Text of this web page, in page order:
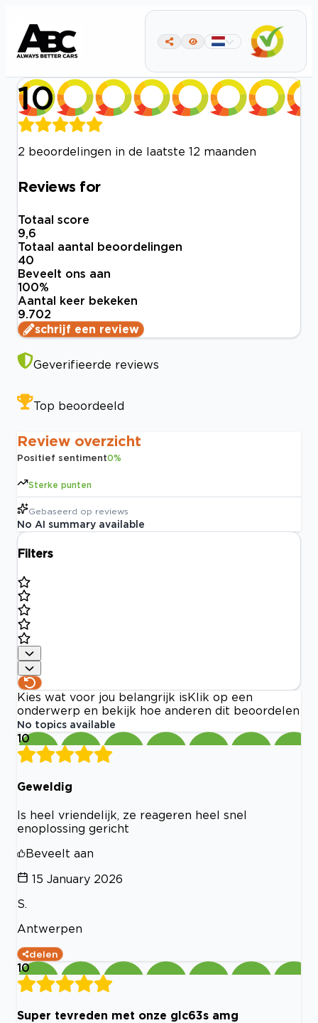
10
2 beoordelingen in de laatste 12 maanden
Reviews for
Totaal score
9,6
Totaal aantal beoordelingen
40
Beveelt ons aan
100%
Aantal keer bekeken
9.702
schrijf een review
Geverifieerde reviews
Top beoordeeld
Review overzicht
Positief sentiment0%
Sterke punten
Gebaseerd op reviews
No AI summary available
Filters
Kies wat voor jou belangrijk is Klik op een
onderwerp en bekijk hoe anderen dit beoordelen
No topics available
10
Geweldig
Is heel vriendelijk, ze reageren heel snel
enoplossing gericht
Beveelt aan
15 January 2026
S.
Antwerpen
delen
10
Super tevreden met onze glc63s amg